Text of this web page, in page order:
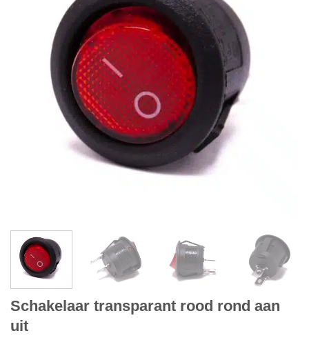
Schakelaar transparant rood rond aan
uit